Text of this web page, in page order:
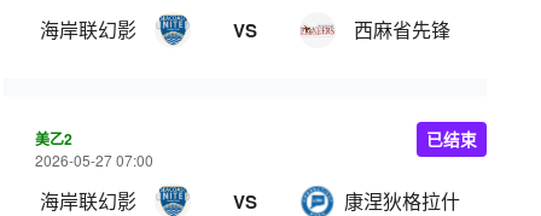
海岸联幻影 VS 西麻省先锋
美乙2
2026-05-27 07:00
海岸联幻影 VS 康涅狄格拉什
已结束